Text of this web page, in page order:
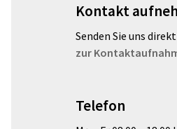
Kontakt
Senden Sie uns
zur
Telefon